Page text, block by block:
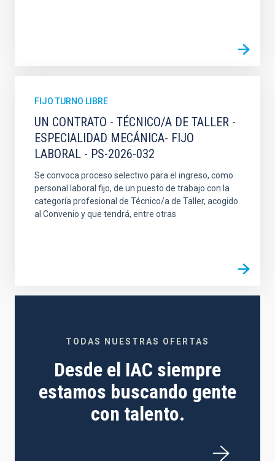
FIJO TURNO LIBRE
UN CONTRATO - TÉCNICO/A DE TALLER -
ESPECIALIDAD MECÁNICA- FIJO
LABORAL - PS-2026-032
Se convoca proceso selectivo para el ingreso, como
personal laboral fijo, de un puesto de trabajo con la
categoría profesional de Técnico/a de Taller, acogido
al Convenio y que tendrá, entre otras
TODAS NUESTRAS OFERTAS
Desde el IAC siempre
estamos buscando gente
con talento.